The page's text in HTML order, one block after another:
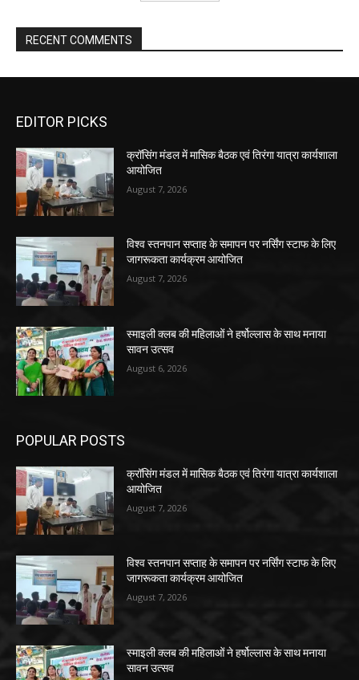
RECENT COMMENTS
EDITOR PICKS
क्रॉसिंग मंडल में मासिक बैठक एवं तिरंगा यात्रा कार्यशाला
आयोजित
August 7, 2026
विश्व स्तनपान सप्ताह के समापन पर नर्सिंग स्टाफ के लिए
जागरूकता कार्यक्रम आयोजित
August 7, 2026
स्माइली क्लब की महिलाओं ने हर्षोल्लास के साथ मनाया
सावन उत्सव
August 6, 2026
POPULAR POSTS
क्रॉसिंग मंडल में मासिक बैठक एवं तिरंगा यात्रा कार्यशाला
आयोजित
August 7, 2026
विश्व स्तनपान सप्ताह के समापन पर नर्सिंग स्टाफ के लिए
जागरूकता कार्यक्रम आयोजित
August 7, 2026
स्माइली क्लब की महिलाओं ने हर्षोल्लास के साथ मनाया
सावन उत्सव